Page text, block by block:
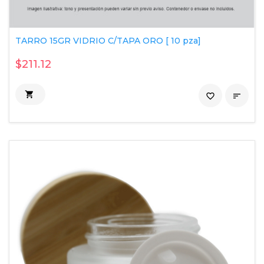
TARRO 15GR VIDRIO C/TAPA ORO [ 10 pza]
$211.12
 
favorite_border